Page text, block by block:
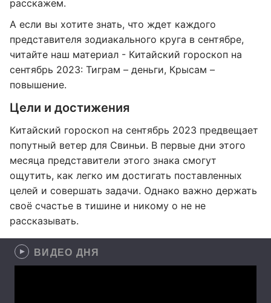
расскажем.
А если вы хотите знать, что ждет каждого
представителя зодиакального круга в сентябре,
читайте наш материал - Китайский гороскоп на
сентябрь 2023: Тиграм – деньги, Крысам –
повышение.
Цели и достижения
Китайский гороскоп на сентябрь 2023 предвещает
попутный ветер для Свиньи. В первые дни этого
месяца представители этого знака смогут
ощутить, как легко им достигать поставленных
целей и совершать задачи. Однако важно держать
своё счастье в тишине и никому о не не
рассказывать.
ВИДЕО ДНЯ